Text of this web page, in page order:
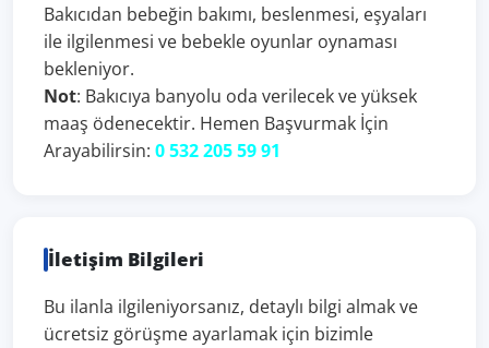
Bakıcıdan bebeğin bakımı, beslenmesi, eşyaları
ile ilgilenmesi ve bebekle oyunlar oynaması
bekleniyor.
Not: Bakıcıya banyolu oda verilecek ve yüksek
maaş ödenecektir. Hemen Başvurmak İçin
Arayabilirsin: 0 532 205 59 91
İletişim Bilgileri
Bu ilanla ilgileniyorsanız, detaylı bilgi almak ve
ücretsiz görüşme ayarlamak için bizimle